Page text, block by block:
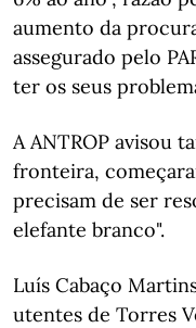
aumento da
assegurado pelo
ter os seus
A ANTROP avisou
fronteira,
precisam de ser
elefante branco".
Luís Cabaço
utentes de Torres